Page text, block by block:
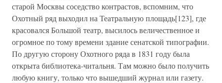
старой Москвы соседство контрастов, вспомним, что
Охотный ряд выходил на Театральную площадь[123], где
красовался Большой театр, высилось величественное и
огромное по тому времени здание сенатской типографии.
По другую сторону Охотного ряда в 1831 году была
открыта библиотека-читальня. Там можно было получить
любую книгу, только что вышедший журнал или газету.